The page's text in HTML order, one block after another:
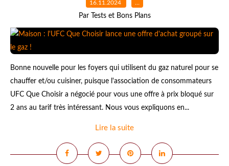
16.11.2024 …
Par Tests et Bons Plans
Bonne nouvelle pour les foyers qui utilisent du gaz naturel pour se
chauffer et/ou cuisiner, puisque l'association de consommateurs
UFC Que Choisir a négocié pour vous une offre à prix bloqué sur
2 ans au tarif très intéressant. Nous vous expliquons en...
Lire la suite